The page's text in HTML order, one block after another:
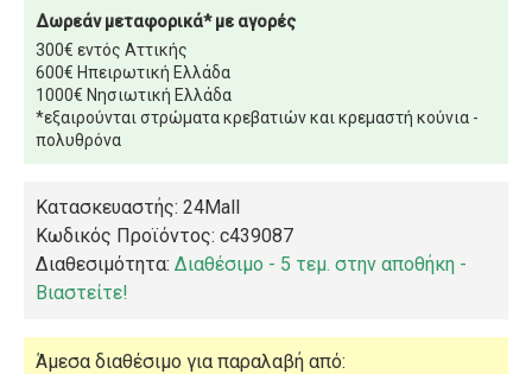
Δωρεάν μεταφορικά* με αγορές
300€ εντός Αττικής
600€ Ηπειρωτική Ελλάδα
1000€ Νησιωτική Ελλάδα
*εξαιρούνται στρώματα κρεβατιών και κρεμαστή κούνια -
πολυθρόνα
Κατασκευαστής: 24Mall
Κωδικός Προϊόντος: c439087
Διαθεσιμότητα: Διαθέσιμο - 5 τεμ. στην αποθήκη -
Βιαστείτε!
Άμεσα διαθέσιμο για παραλαβή από: